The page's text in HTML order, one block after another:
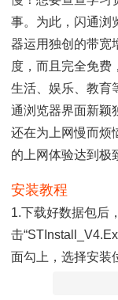
事。为此，闪通浏
器运用独创的带宽
度，而且完全免费
生活、娱乐、教育
通浏览器界面新颖
还在为上网慢而烦
的上网体验达到极
安装教程
1.下载好数据包后
击
面勾上，选择安装